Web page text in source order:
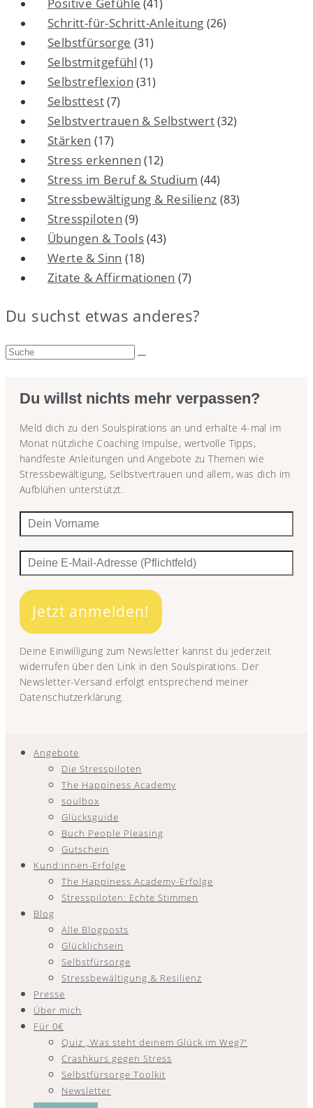
(41)
Schritt-für-Schritt-Anleitung (26)
Selbstfürsorge (31)
Selbstmitgefühl (1)
Selbstreflexion (31)
Selbsttest(7)
Selbstvertrauen & Selbstwert(32)
Stärken (17)
Stress erkennen (12)
Stress im Beruf & Studium (44)
Stressbewältigung & Resilienz (83)
Stresspiloten (9)
Übungen & Tools(43)
Werte & Sinn (18)
Zitate & Affirmationen (7)
Du suchst etwas anderes?
Suche:
Du willst nichts mehr verpassen?
Meld dich zu den Soulspirations an und erhalte 4-mal im
Monat nützliche Coaching Impulse, wertvolle Tipps,
handfeste Anleitungen und Angebote zu Themen wie
Stressbewältigung, Selbstvertrauen und allem, was dich im
Aufblühen unterstützt.
Jetzt anmelden!
Deine Einwilligung zum Newsletter kannst du jederzeit
widerrufen über den Link in den Soulspirations. Der
Newsletter-Versand erfolgt entsprechend meiner
Datenschutzerklärung.
Angebote
Die Stresspiloten
The Happiness Academy
soulbox
Glücksguide
Buch People Pleasing
Gutschein
Kund:innen-Erfolge
The Happiness Academy-Erfolge
Stresspiloten: Echte Stimmen
Blog
Alle Blogposts
Glücklichsein
Selbstfürsorge
Stressbewältigung & Resilienz
Presse
Über mich
Für 0€
Quiz „Was steht deinem Glück im Weg?“
Crashkurs gegen Stress
Selbstfürsorge Toolkit
Newsletter